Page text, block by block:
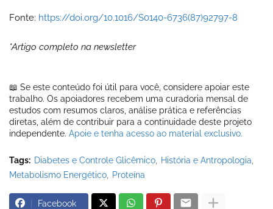
Fonte: https://doi.org/10.1016/S0140-6736(87)92797-8
*Artigo completo na newsletter
📖 Se este conteúdo foi útil para você, considere apoiar este
trabalho. Os apoiadores recebem uma curadoria mensal de
estudos com resumos claros, análise prática e referências
diretas, além de contribuir para a continuidade deste projeto
independente. Apoie e tenha acesso ao material exclusivo.
Tags: Diabetes e Controle Glicêmico
História e Antropologia
Metabolismo Energético
Proteína
Facebook